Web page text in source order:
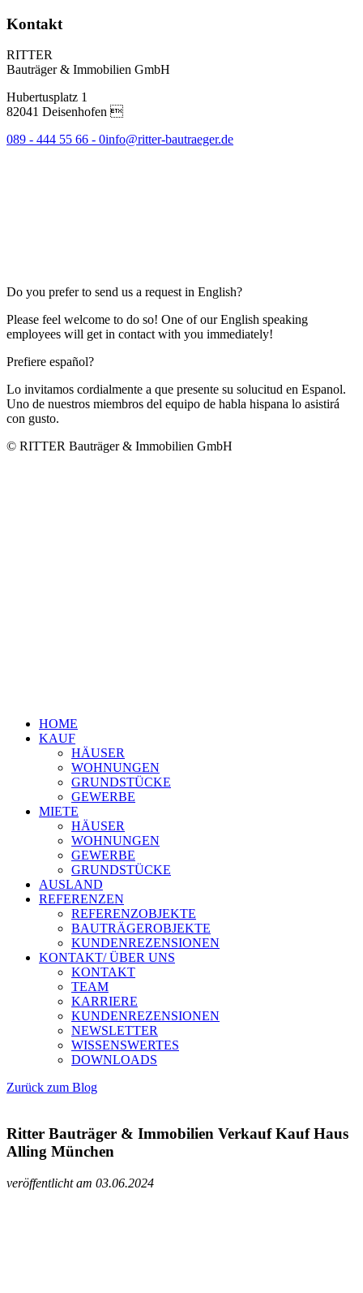
Kontakt
RITTER
Bauträger & Immobilien GmbH
Hubertusplatz 1
82041 Deisenhofen 
089 - 444 55 66 - 0info@ritter-bautraeger.de
Do you prefer to send us a request in English?
Please feel welcome to do so! One of our English speaking
employees will get in contact with you immediately!
Prefiere español?
Lo invitamos cordialmente a que presente su solucitud en Espanol.
Uno de nuestros miembros del equipo de habla hispana lo asistirá
con gusto.
© RITTER Bauträger & Immobilien GmbH
HOME
KAUF
HÄUSER
WOHNUNGEN
GRUNDSTÜCKE
GEWERBE
MIETE
HÄUSER
WOHNUNGEN
GEWERBE
GRUNDSTÜCKE
AUSLAND
REFERENZEN
REFERENZOBJEKTE
BAUTRÄGEROBJEKTE
KUNDENREZENSIONEN
KONTAKT/ ÜBER UNS
KONTAKT
TEAM
KARRIERE
KUNDENREZENSIONEN
NEWSLETTER
WISSENSWERTES
DOWNLOADS
Zurück zum Blog
Ritter Bauträger & Immobilien Verkauf Kauf Haus
Alling München
veröffentlicht am 03.06.2024